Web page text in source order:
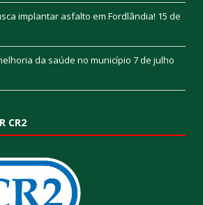
implantar asfalto em Fordlândia! 15 de
da saúde no município 7 de julho
CR2